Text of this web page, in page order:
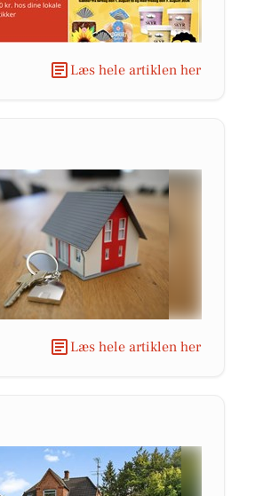
Læs hele artiklen her
Læs hele artiklen her